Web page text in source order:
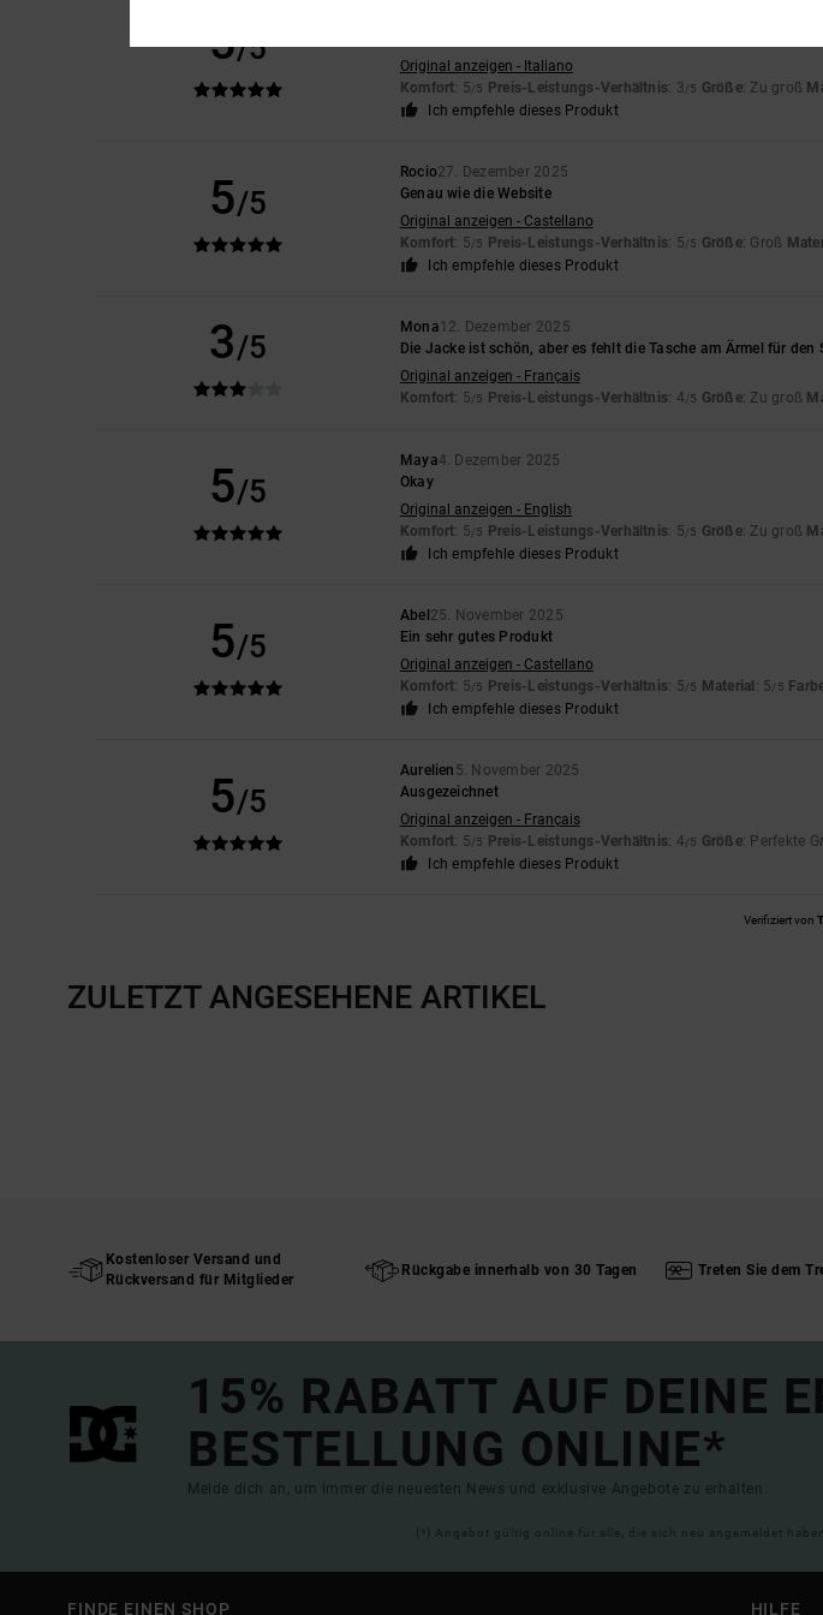
5/5
Original anzeigen - Italiano
Komfort: 5/5 Preis-Leistungs-Verhältnis: 3/5 Größe: Zu groß
Ich empfehle dieses Produkt
5/5
Rocio27. Dezember 2025
Genau wie die Website
Original anzeigen - Castellano
Komfort: 5/5 Preis-Leistungs-Verhältnis: 5/5 Größe: Groß
Ich empfehle dieses Produkt
3/5
Mona12. Dezember 2025
Die Jacke ist schön, aber es fehlt die Tasche am Ärmel für den
Original anzeigen - Français
Komfort: 5/5 Preis-Leistungs-Verhältnis: 4/5 Größe: Zu groß
5/5
Maya4. Dezember 2025
Okay
Original anzeigen - English
Komfort: 5/5 Preis-Leistungs-Verhältnis: 5/5 Größe: Zu groß
Ich empfehle dieses Produkt
5/5
Abel 25. November 2025
Ein sehr gutes Produkt
Original anzeigen - Castellano
Komfort: 5/5 Preis-Leistungs-Verhältnis: 5/5 Material : 5/5
Ich empfehle dieses Produkt
5/5
Aurelien 5. November 2025
Ausgezeichnet
Original anzeigen - Français
Komfort: 5/5 Preis-Leistungs-Verhältnis: 4/5 Größe: Perfekte
Ich empfehle dieses Produkt
Verifiziert von
ZULETZT ANGESEHENE ARTIKEL
Kostenloser Versand und
Rückversand für Mitglieder
Rückgabe innerhalb von 30 Tagen Treten Sie dem
15% RABATT AUF DEINE
BESTELLUNG ONLINE*
Melde dich an, um immer die neuesten News und exklusive Angebote zu erhalten.
(*) Angebot gültig online für alle, die sich neu angemeldet
FINDE EINEN SHOP HILFE